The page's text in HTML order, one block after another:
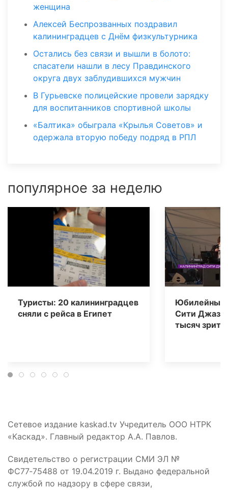
женщина
Алексей Беспрозванных поздравил
калининградцев с Днём физкультурника
Остались без связи и вышли в болото:
спасатели нашли в лесу Правдинского
округа двух заблудившихся мужчин
В Гурьевске полицейские провели зарядку
для воспитанников спортивной школы
«Балтика» обыграла «Крылья Советов» и
одержала вторую победу подряд в РПЛ
популярное за неделю
Туристы: 20 калининградцев
сняли с рейса в Египет
Юбилейный
Сити Джаз»
тысяч
Сетевое издание kaskad.tv Учредитель ООО НТРК
«Каскад». Главный редактор А.А. Павлов.
Свидетельство о регистрации СМИ ЭЛ №
ФС77‑75488 от 19.04.2019 г. Выдано федеральной
службой по надзору в сфере связи,